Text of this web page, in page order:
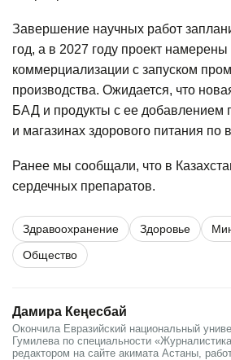
Завершение научных работ
год, а в 2027 году проект
коммерциализации с запуском
производства. Ожидается, что
БАД и продукты с ее добавлением
и магазинах здорового питания по
Ранее мы сообщали, что в
сердечных препаратов.
Здравоохранение Здоровье
Общество
Дамира Кеңесбай
Окончила Евразийский национальный
Гумилева по специальности
редактором на сайте акимата Астаны,